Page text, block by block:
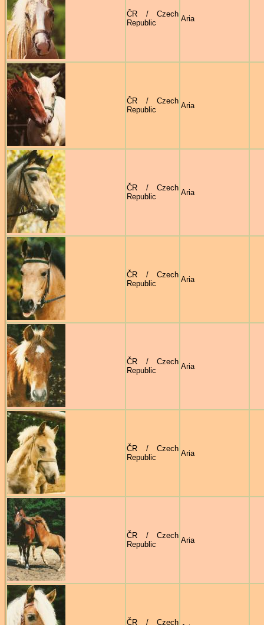
ČR / Czech
Republic
Aria
ČR / Czech
Republic
Aria
ČR / Czech
Republic
Aria
ČR / Czech
Republic
Aria
ČR / Czech
Republic
Aria
ČR / Czech
Republic
Aria
ČR / Czech
Republic
Aria
ČR / Czech